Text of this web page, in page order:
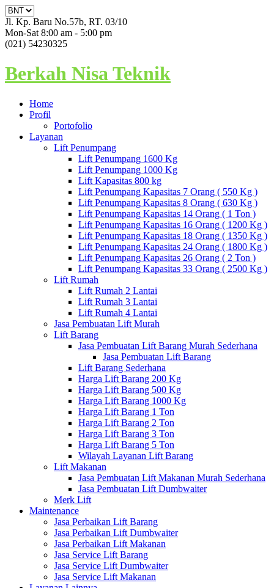
Jl. Kp. Baru No.57b, RT. 03/10
Mon-Sat 8:00 am - 5:00 pm
(021) 54230325
Berkah Nisa Teknik
Home
Profil
Portofolio
Layanan
Lift Penumpang
Lift Penumpang 1600 Kg
Lift Penumpang 1000 Kg
Lift Kapasitas 800 kg
Lift Penumpang Kapasitas 7 Orang ( 550 Kg )
Lift Penumpang Kapasitas 8 Orang ( 630 Kg )
Lift Penumpang Kapasitas 14 Orang ( 1 Ton )
Lift Penumpang Kapasitas 16 Orang ( 1200 Kg )
Lift Penumpang Kapasitas 18 Orang ( 1350 Kg )
Lift Penumpang Kapasitas 24 Orang ( 1800 Kg )
Lift Penumpang Kapasitas 26 Orang ( 2 Ton )
Lift Penumpang Kapasitas 33 Orang ( 2500 Kg )
Lift Rumah
Lift Rumah 2 Lantai
Lift Rumah 3 Lantai
Lift Rumah 4 Lantai
Jasa Pembuatan Lift Murah
Lift Barang
Jasa Pembuatan Lift Barang Murah Sederhana
Jasa Pembuatan Lift Barang
Lift Barang Sederhana
Harga Lift Barang 200 Kg
Harga Lift Barang 500 Kg
Harga Lift Barang 1000 Kg
Harga Lift Barang 1 Ton
Harga Lift Barang 2 Ton
Harga Lift Barang 3 Ton
Harga Lift Barang 5 Ton
Wilayah Layanan Lift Barang
Lift Makanan
Jasa Pembuatan Lift Makanan Murah Sederhana
Jasa Pembuatan Lift Dumbwaiter
Merk Lift
Maintenance
Jasa Perbaikan Lift Barang
Jasa Perbaikan Lift Dumbwaiter
Jasa Perbaikan Lift Makanan
Jasa Service Lift Barang
Jasa Service Lift Dumbwaiter
Jasa Service Lift Makanan